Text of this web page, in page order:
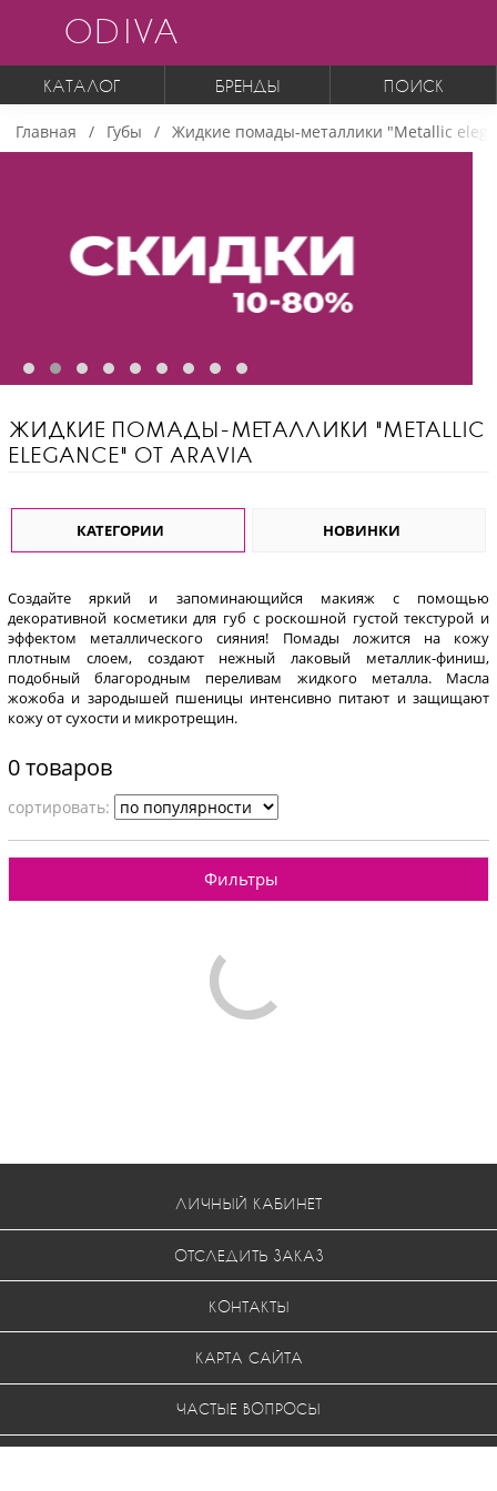
ODIVA
КАТАЛОГ БРЕНДЫ ПОИСК
Главная Губы Жидкие помады-металлики "Metallic
ЖИДКИЕ ПОМАДЫ-МЕТАЛЛИКИ "METALLIC
ELEGANCE" ОТ ARAVIA
КАТЕГОРИИ НОВИНКИ
Создайте яркий и запоминающийся макияж с помощью
декоративной косметики для губ с роскошной густой текстурой и
эффектом металлического сияния! Помады ложится на кожу
плотным слоем, создают нежный лаковый металлик-финиш,
подобный благородным переливам жидкого металла. Масла
жожоба и зародышей пшеницы интенсивно питают и защищают
кожу от сухости и микротрещин.
0 товаров
cортировать:
Фильтры
ЛИЧНЫЙ КАБИНЕТ
ОТСЛЕДИТЬ ЗАКАЗ
КОНТАКТЫ
КАРТА САЙТА
ЧАСТЫЕ ВОПРОСЫ